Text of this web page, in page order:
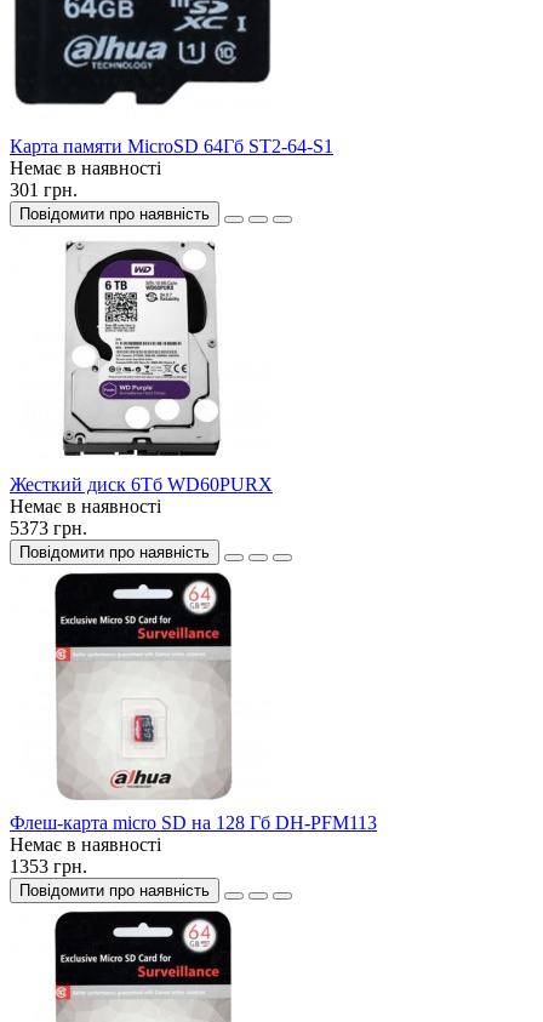
Карта памяти MicroSD 64Гб ST2-64-S1
Немає в наявності
301 грн.
Повідомити про наявність
Жесткий диск 6Тб WD60PURX
Немає в наявності
5373 грн.
Повідомити про наявність
Флеш-карта micro SD на 128 Гб DH-PFM113
Немає в наявності
1353 грн.
Повідомити про наявність